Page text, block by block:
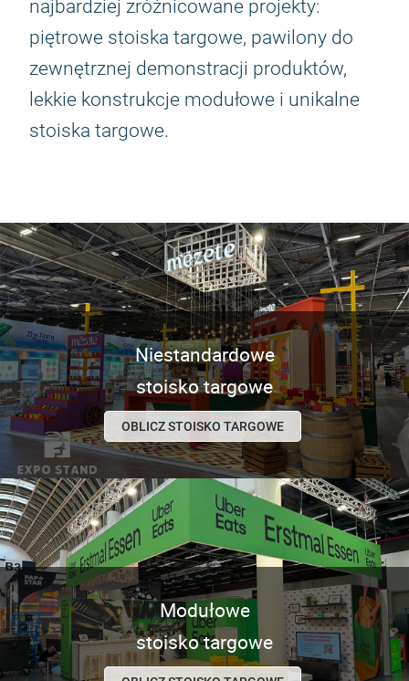
najbardziej zróżnicowane projekty:
piętrowe stoiska targowe, pawilony do
zewnętrznej demonstracji produktów,
lekkie konstrukcje modułowe i unikalne
stoiska targowe.
Niestandardowe
stoisko targowe
OBLICZ STOISKO TARGOWE
Modułowe
stoisko targowe